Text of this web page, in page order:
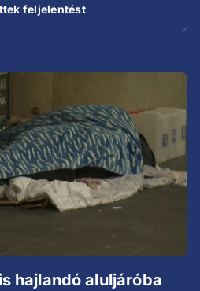
feljelentést
hajlandó aluljáróba